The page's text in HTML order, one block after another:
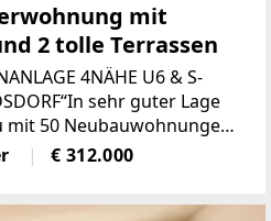
mit
2 tolle Terrassen
4NÄHE U6 & S-
sehr guter Lage
mit 50 Neubauwohnungen
überwiegende Teil der
modernen 2 bis 3
€ 312.000